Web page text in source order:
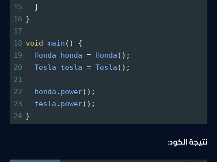
15
  }
16 }
17
18 void main () {
19
Honda honda = Honda ();
20
Tesla tesla = Tesla ();
21
22
honda . power();
23
tesla . power();
24 }
نتيجة الكود: